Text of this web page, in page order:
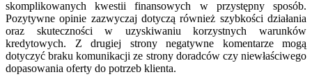
skomplikowanych kwestii finansowych w przystępny sposób.
Pozytywne opinie zazwyczaj dotyczą również szybkości działania
oraz skuteczności w uzyskiwaniu korzystnych warunków
kredytowych. Z drugiej strony negatywne komentarze mogą
dotyczyć braku komunikacji ze strony doradców czy niewłaściwego
dopasowania oferty do potrzeb klienta.